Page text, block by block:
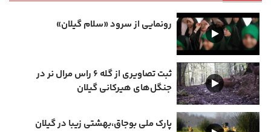
رونمایی از سرود «سلام گیلان»
ثبت تصاویری از گله ۶ راس مرال نر در
جنگل‌های هیرکانی گیلان
پارک ملی بوجاق،بهشتی زیبا در گیلان